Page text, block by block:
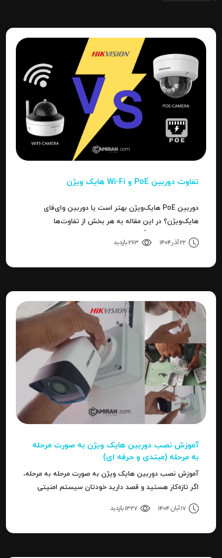
تفاوت دوربین PoE و Wi-Fi هایک‌ ویژن
دوربین PoE هایک‌ویژن بهتر است یا دوربین وای‌فای
هایک‌ویژن؟ در این مقاله به هر بخش از تفاوت‌ها
بهترین انتخاب است.
22 آذر 1404 263 بازدید
آموزش نصب دوربین هایک‌ ویژن به صورت مرحله‌
به‌ مرحله (مبتدی و حرفه ای)
آموزش نصب دوربین هایک‌ ویژن به صورت مرحله‌ به‌ مرحله،
اگر تازه‌کار هستید و قصد دارید خودتان سیستم امنیتی
دقیق‌تری را بدانید، این مقاله برای شما نوشته شده است.
17 آبان 1404 1327 بازدید